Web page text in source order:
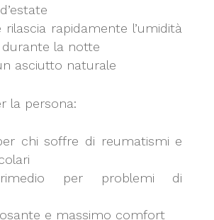
rilascia rapidamente l’umidità
la notte
asciutto naturale
la persona:
chi soffre di reumatismi e
per problemi di
e massimo comfort